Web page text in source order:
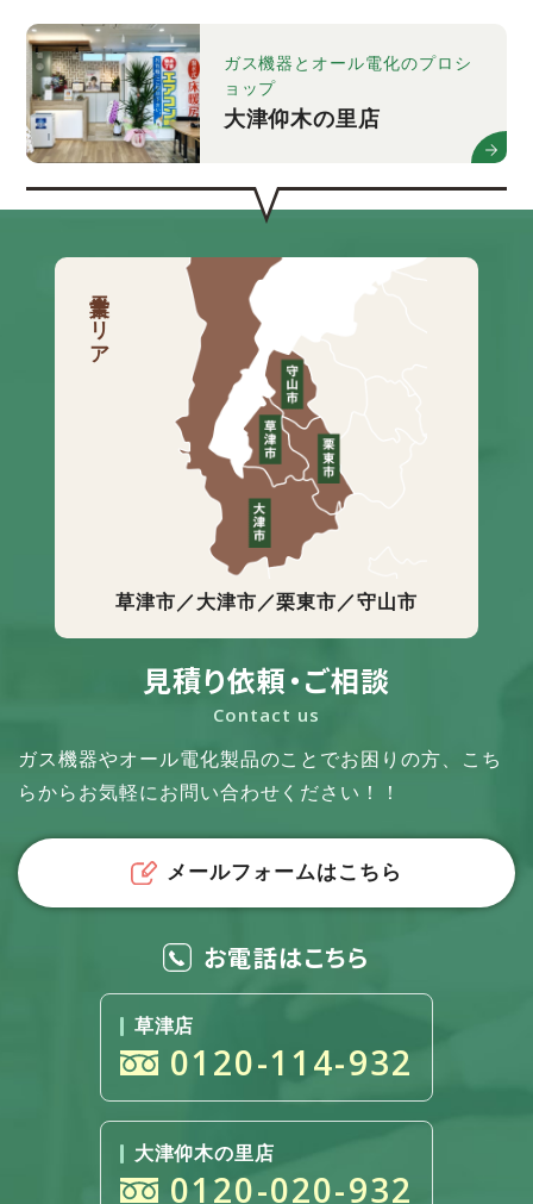
ガス機器とオール電化のプロシ
ョップ
大津仰木の里店
営業エリア
草津市／大津市／栗東市／守山市
見積り依頼・ご相談
Contact us
ガス機器やオール電化製品のことでお困りの方、
こち
らからお気軽にお問い合わせください！！
メールフォームはこちら
お電話はこちら
草津店
0120-114-932
大津仰木の里店
0120-020-932